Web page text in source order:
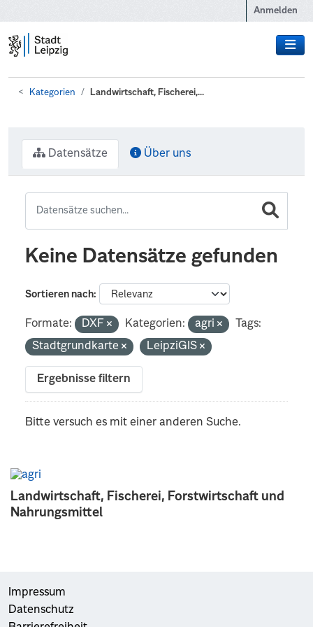
Anmelden
Kategorien Landwirtschaft, Fischerei,...
Landwirtschaft, Fischerei, Forstwirtschaft und
Nahrungsmittel
Datensätze Über uns
Keine Datensätze gefunden
Sortieren nach
Formate: DXF Kategorien: agri
Tags:
Stadtgrundkarte
LeipziGIS
Ergebnisse filtern
Bitte versuch es mit einer anderen Suche.
Impressum
Datenschutz